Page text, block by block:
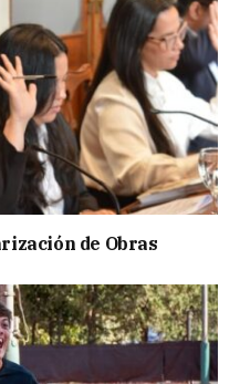
de Obras